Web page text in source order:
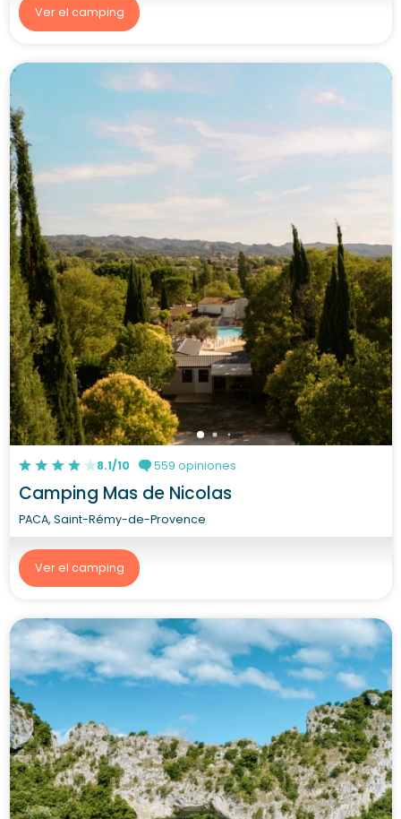
Ver el camping
8.1/10 559 opiniones
Camping Mas de Nicolas
PACA, Saint-Rémy-de-Provence
Ver el camping